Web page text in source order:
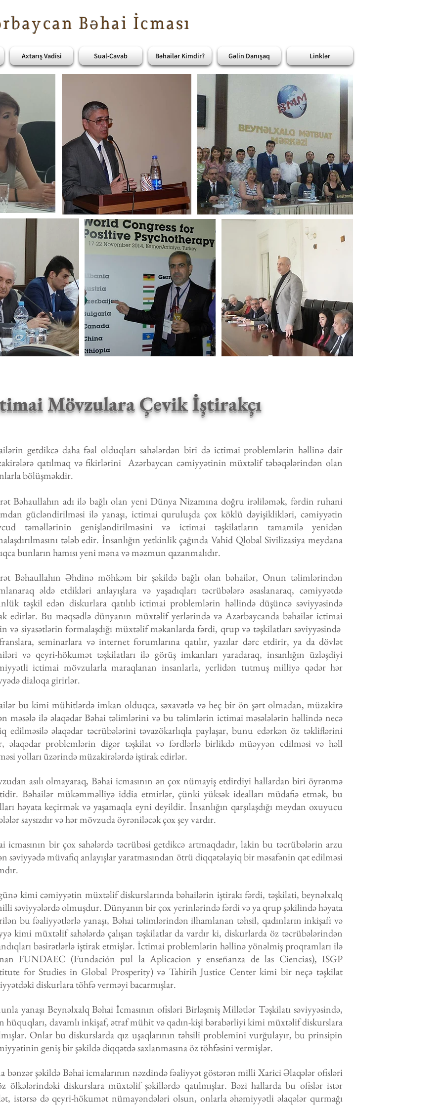
Bəhai İcması
Axtarış Vadisi Sual-Cavab Bəhailər Kimdir? Gəlin Danışaq Linklər
Mövzulara Çevik İştirakçı
getdikcə daha fəal olduqları sahələrdən biri də ictimai problemlərin həllinə dair
qatılmaq və fikirlərini Azərbaycan cəmiyyətinin müxtəlif təbəqələrindən olan
bölüşməkdir.
Bəhaullahın adı ilə bağlı olan yeni Dünya Nizamına doğru irəliləmək, fərdin ruhani
gücləndirilməsi ilə yanaşı, ictimai quruluşda çox köklü dəyişiklikləri, cəmiyyətin
təməllərinin genişləndirilməsini və ictimai təşkilatların tamamilə yenidən
tələb edir. İnsanlığın yetkinlik çağında Vahid Qlobal Sivilizasiya meydana
bunların hamısı yeni məna və məzmun qazanmalıdır.
Bəhaullahın Əhdinə möhkəm bir şəkildə bağlı olan bəhailər, Onun təlimlərindən
əldə etdikləri anlayışlara və yaşadıqları təcrübələrə əsaslanaraq, cəmiyyətdə
təşkil edən diskurlara qatılıb ictimai problemlərin həllində düşüncə səviyyəsində
edirlər. Bu məqsədlə dünyanın müxtəlif yerlərində və Azərbaycanda bəhailər ictimai
və siyasətlərin formalaşdığı müxtəlif məkanlarda fərdi, qrup və təşkilatları səviyyəsində
seminarlara və internet forumlarına qatılır, yazılar dərc etdirir, ya da dövlət
və qeyri-hökumət təşkilatları ilə görüş imkanları yaradaraq, insanlığın üzləşdiyi
ictimai mövzularla maraqlanan insanlarla, yerlidən tutmuş milliyə qədər hər
dialoqa girirlər.
bu kimi mühitlərdə imkan olduqca, səxavətlə və heç bir ön şərt olmadan, müzakirə
məsələ ilə əlaqədar Bəhai təlimlərini və bu təlimlərin ictimai məsələlərin həllində necə
edilməsilə əlaqədar təcrübələrini təvazökarlıqla paylaşar, bunu edərkən öz təkliflərini
əlaqədar problemlərin digər təşkilat və fərdlərlə birlikdə müəyyən edilməsi və həll
yolları üzərində müzakirələrdə iştirak edirlər.
asılı olmayaraq, Bəhai icmasının ən çox nümayiş etdirdiyi hallardan biri öyrənmə
Bəhailər mükəmməlliyə iddia etmirlər, çünki yüksək idealları müdafiə etmək, bu
həyata keçirmək və yaşamaqla eyni deyildir. İnsanlığın qarşılaşdığı meydan oxuyucu
saysızdır və hər mövzuda öyrəniləcək çox şey vardır.
icmasının bir çox sahələrdə təcrübəsi getdikcə artmaqdadır, lakin bu təcrübələrin arzu
səviyyədə müvafiq anlayışlar yaratmasından ötrü diqqətəlayiq bir məsafənin qət edilməsi
kimi cəmiyyətin müxtəlif diskurslarında bəhailərin iştirakı fərdi, təşkilati, beynəlxalq
səviyyələrdə olmuşdur. Dünyanın bir çox yerinlərində fərdi və ya qrup şəkilində həyata
bu fəaliyyətlərlə yanaşı, Bəhai təlimlərindən ilhamlanan təhsil, qadınların inkişafı və
kimi müxtəlif sahələrdə çalışan təşkilatlar da vardır ki, diskurlarda öz təcrübələrindən
bəsirətlərlə iştirak etmişlər. İctimai problemlərin həllinə yönəlmiş proqramları ilə
FUNDAEC (Fundación pul la Aplicacion y enseñanza de las Ciencias), ISGP
for Studies in Global Prosperity) və Tahirih Justice Center kimi bir neçə təşkilat
diskurlara töhfə verməyi bacarmışlar.
yanaşı Beynəlxalq Bəhai İcmasının ofisləri Birləşmiş Millətlər Təşkilatı səviyyəsində,
hüquqları, davamlı inkişaf, ətraf mühit və qadın-kişi bərabərliyi kimi müxtəlif diskurslara
Onlar bu diskurslarda qız uşaqlarının təhsili problemini vurğulayır, bu prinsipin
geniş bir şəkildə diqqətdə saxlanmasına öz töhfəsini vermişlər.
bənzər şəkildə Bəhai icmalarının nəzdində fəaliyyət göstərən milli Xarici Əlaqələr ofisləri
ölkələrindəki diskurslara müxtəlif şəkillərdə qatılmışlar. Bəzi hallarda bu ofislər istər
istərsə də qeyri-hökumət nümayəndələri olsun, onlarla əhəmiyyətli əlaqələr qurmağı